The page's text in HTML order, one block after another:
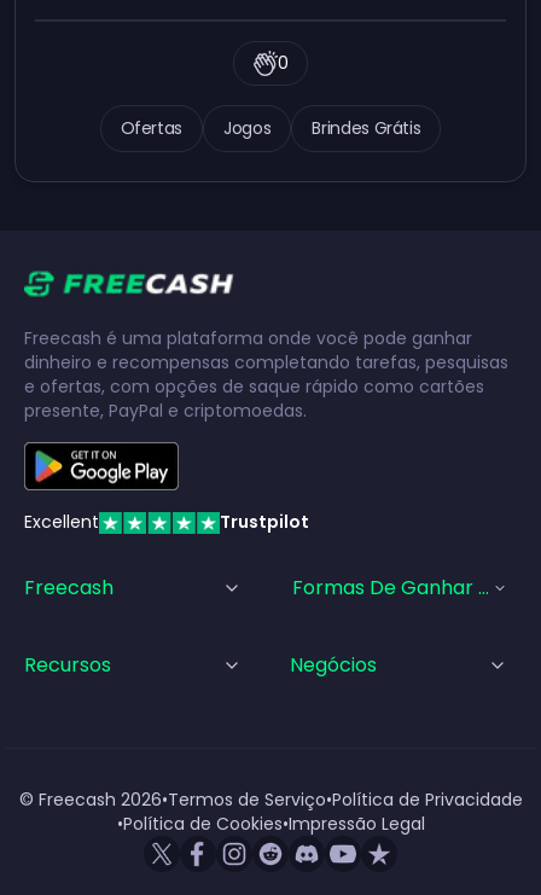
Ofertas Jogos Brindes Grátis
0
Freecash é uma plataforma onde você pode ganhar
dinheiro e recompensas completando tarefas, pesquisas
e ofertas, com opções de saque rápido como cartões
presente, PayPal e criptomoedas.
Excellent Trustpilot
Freecash Formas De Ganhar
Recursos Negócios
© Freecash 2026•Termos de Serviço•Política de Privacidade
•Política de Cookies•Impressão Legal